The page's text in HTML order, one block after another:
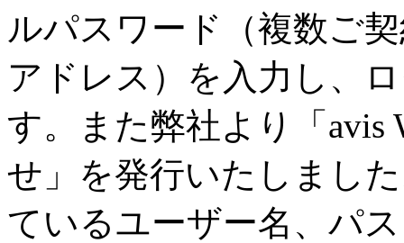
ルパスワード（複数ご
アドレス）を入力し、
す。また弊社より「avis
せ」を発行いたしまし
ているユーザー名、パ